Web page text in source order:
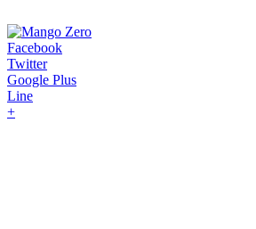
Facebook
Twitter
Google Plus
Line
+